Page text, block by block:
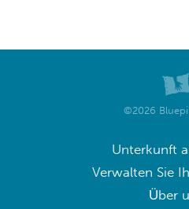
©2026
Unterkunft
Verwalten Sie
Über